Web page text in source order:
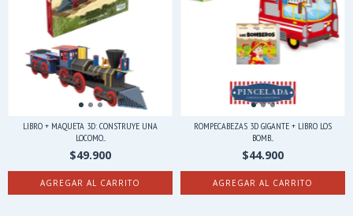
LIBRO + MAQUETA 3D: CONSTRUYE UNA
LOCOMO...
$49.900
ROMPECABEZAS 3D GIGANTE + LIBRO LOS
BOMB...
$44.900